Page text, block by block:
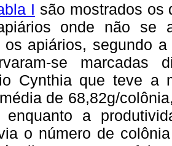
I são mostrados os
onde não se
os apiários, segundo
se marcadas
Cynthia que teve a
de 68,82g/
enquanto a
o número de